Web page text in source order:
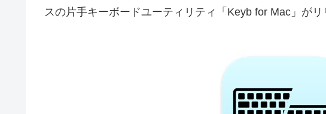
スの片手キーボードユーティリティ「Keyb for Mac」が